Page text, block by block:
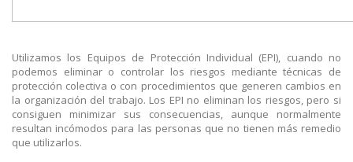
Utilizamos los Equipos de Protección Individual (EPI), cuando no
podemos eliminar o controlar los riesgos mediante técnicas de
protección colectiva o con procedimientos que generen cambios en
la organización del trabajo. Los EPI no eliminan los riesgos, pero si
consiguen minimizar sus consecuencias, aunque normalmente
resultan incómodos para las personas que no tienen más remedio
que utilizarlos.